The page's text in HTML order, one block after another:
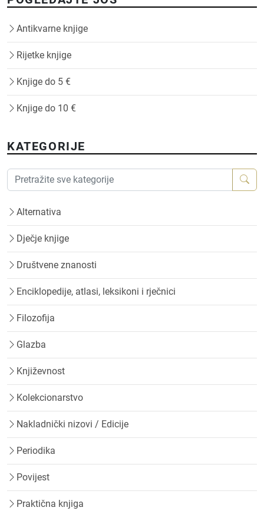
Antikvarne knjige
Rijetke knjige
Knjige do 5 €
Knjige do 10 €
KATEGORIJE
Alternativa
Dječje knjige
Društvene znanosti
Enciklopedije, atlasi, leksikoni i rječnici
Filozofija
Glazba
Književnost
Kolekcionarstvo
Nakladnički nizovi / Edicije
Periodika
Povijest
Praktična knjiga